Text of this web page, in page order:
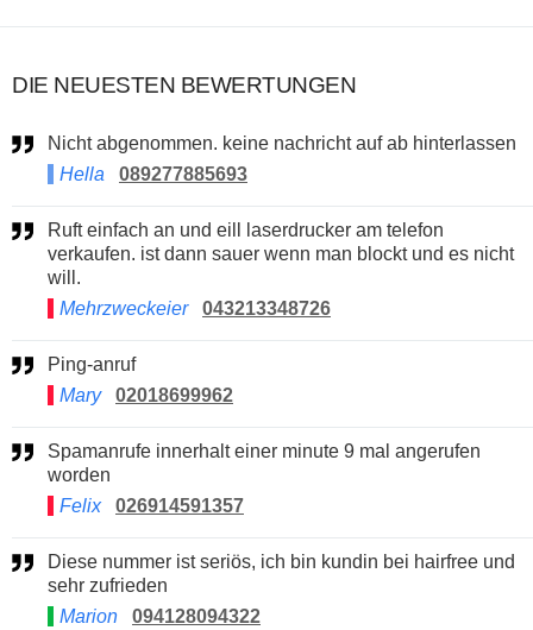
DIE NEUESTEN BEWERTUNGEN
Nicht abgenommen. keine nachricht auf ab hinterlassen
Hella
089277885693
Ruft einfach an und eill laserdrucker am telefon
verkaufen. ist dann sauer wenn man blockt und es nicht
will.
Mehrzweckeier
043213348726
Ping-anruf
Mary
02018699962
Spamanrufe innerhalt einer minute 9 mal angerufen
worden
Felix
026914591357
Diese nummer ist seriös, ich bin kundin bei hairfree und
sehr zufrieden
Marion
094128094322